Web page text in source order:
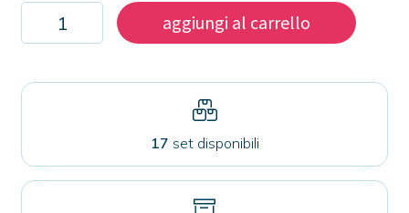
Pressa
spillette
stampi
38mm
aggiungi al carrello
17 set disponibili